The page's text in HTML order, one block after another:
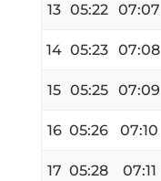
13 05:22 07:07
14 05:23 07:08
15 05:25 07:09
16 05:26 07:10
17 05:28 07:11